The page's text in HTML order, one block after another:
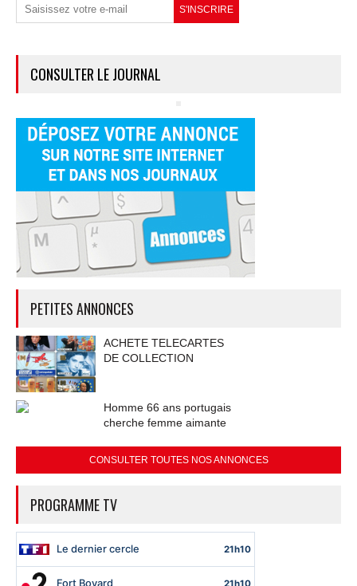
CONSULTER LE JOURNAL
PETITES ANNONCES
ACHETE TELECARTES
DE COLLECTION
Homme 66 ans portugais
cherche femme aimante
CONSULTER TOUTES NOS ANNONCES
PROGRAMME TV